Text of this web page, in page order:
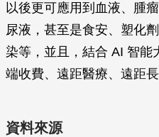
以後更可應用到血液、腫
尿液，甚至是食安、塑化
染等，並且，結合 AI 智能
端收費、遠距醫療、遠距
資料來源